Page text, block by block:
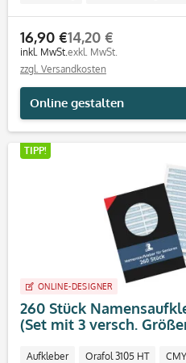
16,90 €
inkl. MwSt.
14,20 €
exkl. MwSt.
zzgl. Versandkosten
Online gestalten
TIPP!
ONLINE-DESIGNER
260 Stück
(Set mit 3 versch.
Aufkleber Orafol 3105 HT